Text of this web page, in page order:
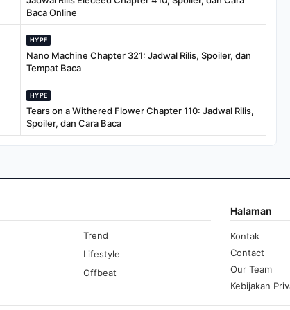
Baca Online
HYPE
Nano Machine Chapter 321: Jadwal Rilis, Spoiler, dan
Tempat Baca
HYPE
Tears on a Withered Flower Chapter 110: Jadwal Rilis,
Spoiler, dan Cara Baca
Trend
Lifestyle
Offbeat
Halaman
Kontak
Contact
Our Team
Kebijakan